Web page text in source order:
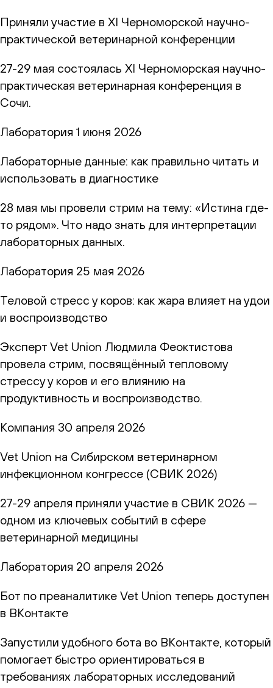
Приняли участие в XI Черноморской научно-
практической ветеринарной конференции
27-29 мая состоялась XI Черноморская научно-
практическая ветеринарная конференция в
Сочи.
Лаборатория 1 июня 2026
Лабораторные данные: как правильно читать и
использовать в диагностике
28 мая мы провели стрим на тему: «Истина где-
то рядом». Что надо знать для интерпретации
лабораторных данных.
Лаборатория 25 мая 2026
Теловой стресс у коров: как жара влияет на удои
и воспроизводство
Эксперт Vet Union Людмила Феоктистова
провела стрим, посвящённый тепловому
стрессу у коров и его влиянию на
продуктивность и воспроизводство.
Компания 30 апреля 2026
Vet Union на Сибирском ветеринарном
инфекционном конгрессе (СВИК 2026)
27-29 апреля приняли участие в СВИК 2026 —
одном из ключевых событий в сфере
ветеринарной медицины
Лаборатория 20 апреля 2026
Бот по преаналитике Vet Union теперь доступен
в ВКонтакте
Запустили удобного бота во ВКонтакте, который
помогает быстро ориентироваться в
требованиях лабораторных исследований